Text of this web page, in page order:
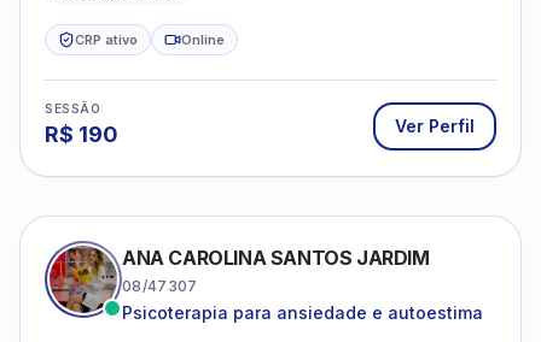
CRP ativo Online
SESSÃO
R$ 190 Ver Perfil
ANA CAROLINA SANTOS JARDIM
08/47307
Psicoterapia para ansiedade e autoestima